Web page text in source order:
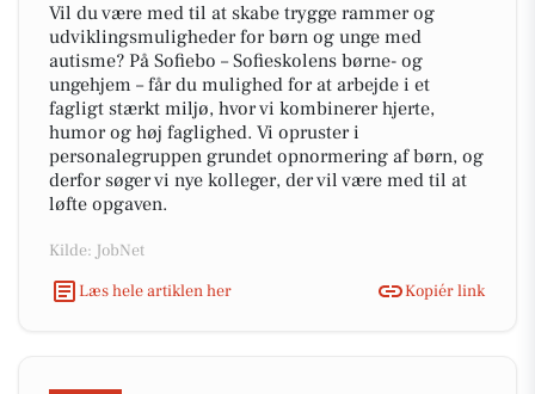
Vil du være med til at skabe trygge rammer og
udviklingsmuligheder for børn og unge med
autisme? På Sofiebo – Sofieskolens børne- og
ungehjem – får du mulighed for at arbejde i et
fagligt stærkt miljø, hvor vi kombinerer hjerte,
humor og høj faglighed. Vi opruster i
personalegruppen grundet opnormering af børn, og
derfor søger vi nye kolleger, der vil være med til at
løfte opgaven.
Kilde: JobNet
Læs hele artiklen her
Kopiér link